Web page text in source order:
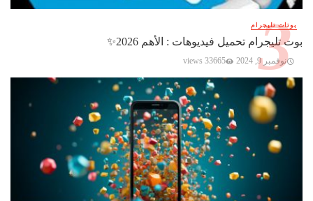
بوتات تليجرام
بوت تليجرام تحميل فيديوهات : الأهم 2026✨️
نوفمبر 9, 2024 33665 views